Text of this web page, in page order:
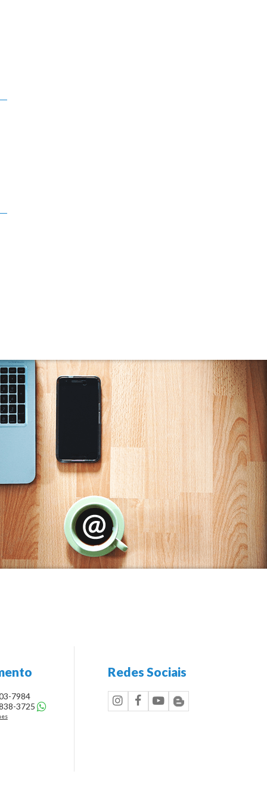
Residencial Avenida (7)
Residencial Avenida das Torres (1)
Residencial Capri (1)
Residencial Ilhas de Santa Catarina (2)
Residencial Ilhas do Norte (1)
Residencial Marlene Moreira (1)
Residencial Max Village (1)
Residencial Miami Beach (2)
Residencial Mirante (1)
Residencial Villeneuve (1)
Residencial Yasmin (5)
7984
3725
Redes Sociais